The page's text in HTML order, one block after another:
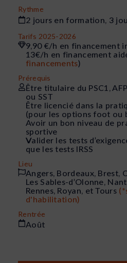
Rythme
2 jours en formation, 3
Tarifs 2025-2026
9,90 €/h en financement
13€/h en financement
financements)
Prérequis
Être titulaire du PSC1,
ou SST
Être licencié dans la
(pour les options foot ou
Avoir un bon niveau de
sportive
Valider les tests
que les tests IRSS
Lieu
Angers, Bordeaux, Brest,
Les Sables-d’Olonne,
Rennes, Royan, et Tours
d'habilitation)
Rentrée
Août